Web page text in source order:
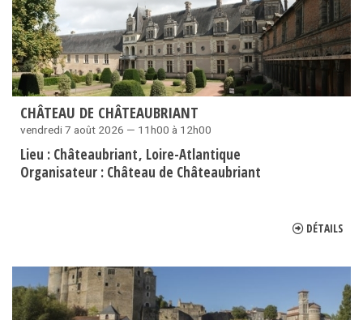
CHÂTEAU DE CHÂTEAUBRIANT
vendredi 7 août 2026 — 11h00 à 12h00
Lieu : Châteaubriant Loire-Atlantique
Organisateur : Château de Châteaubriant
DÉTAILS